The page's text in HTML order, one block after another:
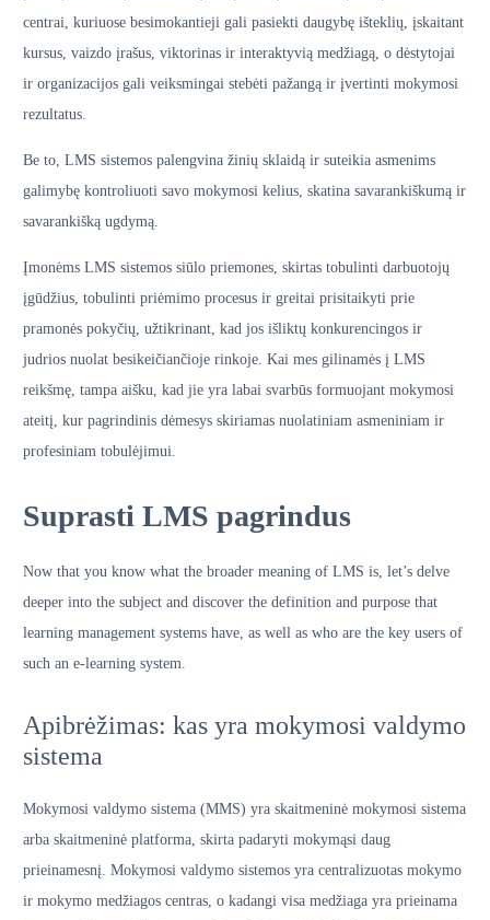
centrai, kuriuose besimokantieji gali pasiekti daugybę išteklių, įskaitant
kursus, vaizdo įrašus, viktorinas ir interaktyvią medžiagą, o dėstytojai
ir organizacijos gali veiksmingai stebėti pažangą ir įvertinti mokymosi
rezultatus.
Be to, LMS sistemos palengvina žinių sklaidą ir suteikia asmenims
galimybę kontroliuoti savo mokymosi kelius, skatina savarankiškumą ir
savarankišką ugdymą.
Įmonėms LMS sistemos siūlo priemones, skirtas tobulinti darbuotojų
įgūdžius, tobulinti priėmimo procesus ir greitai prisitaikyti prie
pramonės pokyčių, užtikrinant, kad jos išliktų konkurencingos ir
judrios nuolat besikeičiančioje rinkoje. Kai mes gilinamės į LMS
reikšmę, tampa aišku, kad jie yra labai svarbūs formuojant mokymosi
ateitį, kur pagrindinis dėmesys skiriamas nuolatiniam asmeniniam ir
profesiniam tobulėjimui.
Suprasti LMS pagrindus
Now that you know what the broader meaning of LMS is, let’s delve
deeper into the subject and discover the definition and purpose that
learning management systems have, as well as who are the key users of
such an e-learning system.
Apibrėžimas: kas yra mokymosi valdymo
sistema
Mokymosi valdymo sistema (MMS) yra skaitmeninė mokymosi sistema
arba skaitmeninė platforma, skirta padaryti mokymąsi daug
prieinamesnį. Mokymosi valdymo sistemos yra centralizuotas mokymo
ir mokymo medžiagos centras, o kadangi visa medžiaga yra prieinama